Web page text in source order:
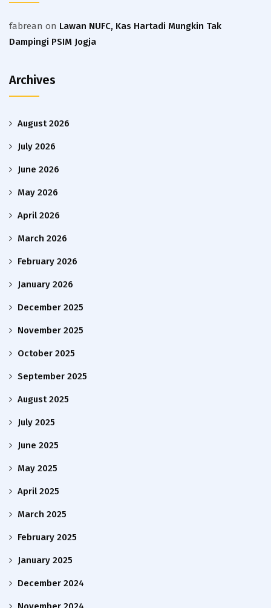
fabrean on Lawan NUFC, Kas Hartadi Mungkin Tak
Dampingi PSIM Jogja
Archives
August 2026
July 2026
June 2026
May 2026
April 2026
March 2026
February 2026
January 2026
December 2025
November 2025
October 2025
September 2025
August 2025
July 2025
June 2025
May 2025
April 2025
March 2025
February 2025
January 2025
December 2024